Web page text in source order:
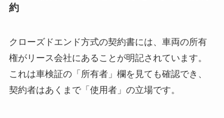
約
クローズドエンド方式の契約書には、車両の所有
権がリース会社にあることが明記されています。
これは車検証の「所有者」欄を見ても確認でき、
契約者はあくまで「使用者」の立場です。